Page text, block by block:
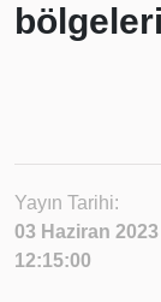
Yayın Tarihi:
03 Haziran
12:15:00